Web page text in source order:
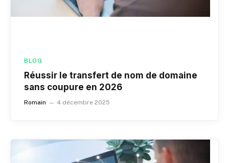
BLOG
Réussir le transfert de nom de domaine
sans coupure en 2026
Romain 4 décembre 2025